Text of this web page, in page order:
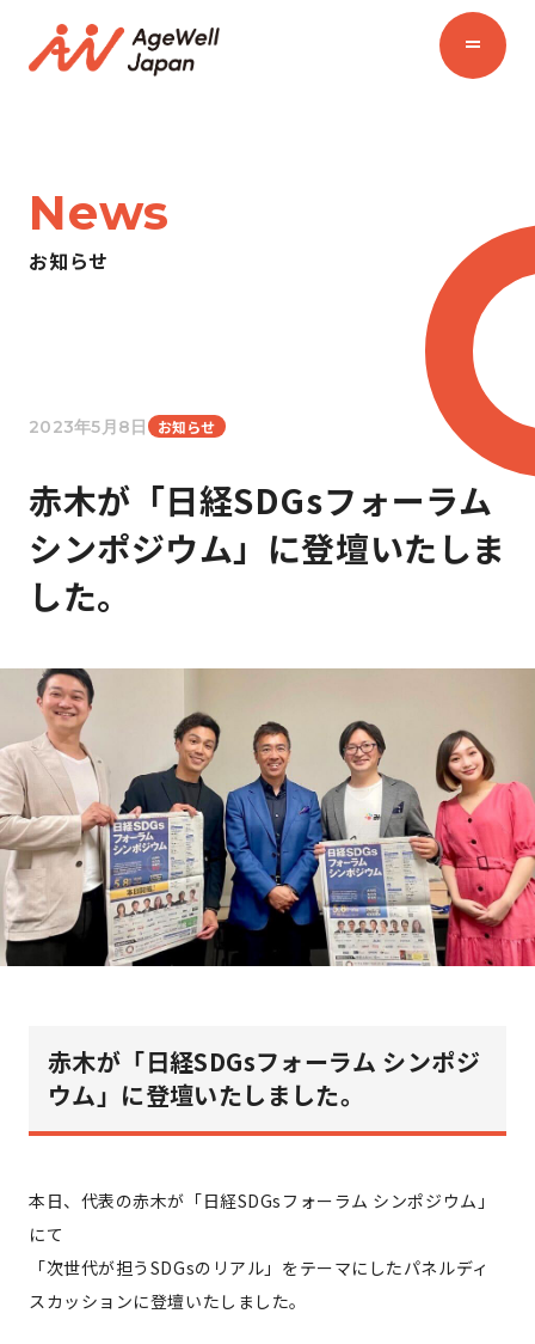
News
お知らせ
2023年5月8日 お知らせ
赤木が「日経SDGsフォーラム
シンポジウム」に登壇いたしま
した。
赤木が「日経SDGsフォーラム シンポジ
ウム」に登壇いたしました。
本日、代表の赤木が「日経SDGsフォーラム シンポジウム」
にて
「次世代が担うSDGsのリアル」をテーマにしたパネルディ
スカッションに登壇いたしました。